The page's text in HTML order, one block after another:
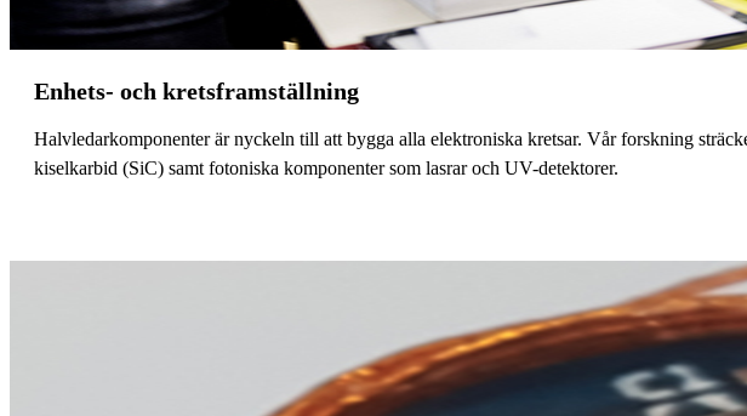
Enhets- och kretsframställning
Halvledarkomponenter är nyckeln till att bygga alla elektroniska kretsar. Vår forskning
kiselkarbid (SiC) samt fotoniska komponenter som lasrar och UV-detektorer.